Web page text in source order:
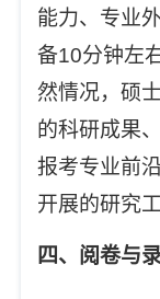
能力、专业
备10分钟左
然情况，硕
的科研成果
报考专业前
开展的研究
四、阅卷与